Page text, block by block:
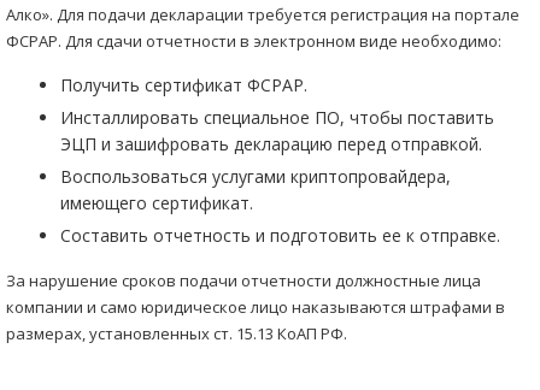
Алко». Для подачи декларации требуется регистрация на портале
ФСРАР. Для сдачи отчетности в электронном виде необходимо:
Получить сертификат ФСРАР.
Инсталлировать специальное ПО, чтобы поставить
ЭЦП и зашифровать декларацию перед отправкой.
Воспользоваться услугами криптопровайдера,
имеющего сертификат.
Составить отчетность и подготовить ее к отправке.
За нарушение сроков подачи отчетности должностные лица
компании и само юридическое лицо наказываются штрафами в
размерах, установленных ст. 15.13 КоАП РФ.